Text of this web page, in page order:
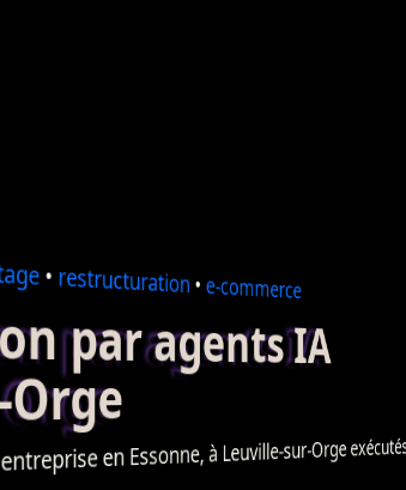
• restructuration•e-commerce
agents IA
en Essonne, à Leuville-sur-Orge exécutés